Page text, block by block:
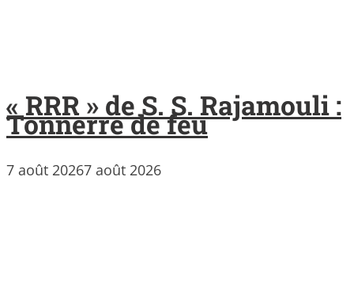
« RRR » de S. S. Rajamouli :
Tonnerre de feu
7 août 20267 août 2026